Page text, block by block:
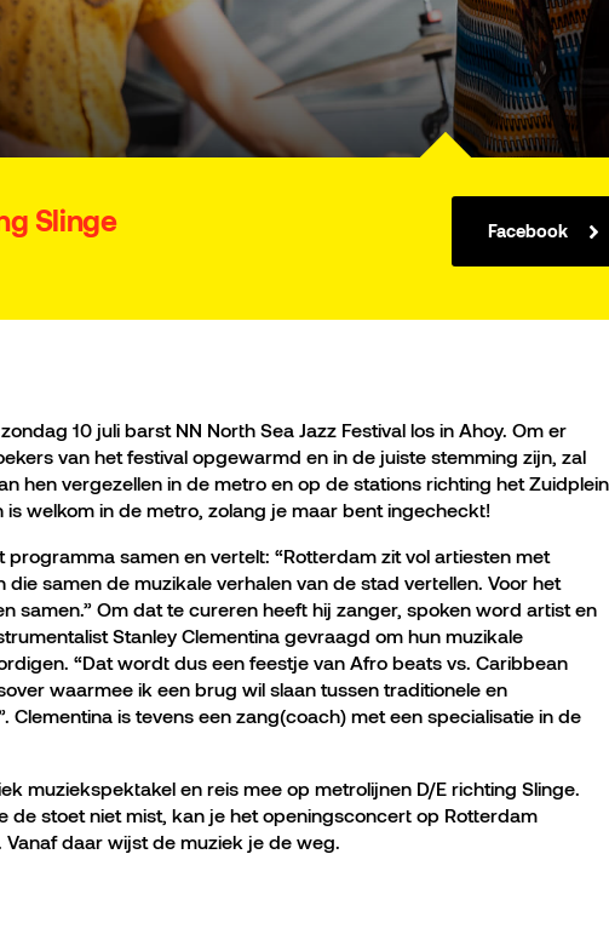
Slinge Facebook
10 juli barst NN North Sea Jazz Festival los in Ahoy. Om er
van het festival opgewarmd en in de juiste stemming zijn, zal
hen vergezellen in de metro en op de stations richting het Zuidplein.
is welkom in de metro, zolang je maar bent ingecheckt!
programma samen en vertelt: “Rotterdam zit vol artiesten met
samen de muzikale verhalen van de stad vertellen. Voor het
samen.” Om dat te cureren heeft hij zanger, spoken word artist en
Stanley Clementina gevraagd om hun muzikale
“Dat wordt dus een feestje van Afro beats vs. Caribbean
waarmee ik een brug wil slaan tussen traditionele en
Clementina is tevens een zang(coach) met een specialisatie in de
muziekspektakel en reis mee op metrolijnen D/E richting Slinge.
de stoet niet mist, kan je het openingsconcert op Rotterdam
daar wijst de muziek je de weg.